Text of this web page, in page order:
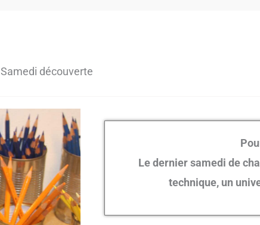
Samedi découverte
Le dernier samedi de
technique, un